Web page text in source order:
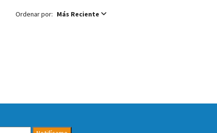
Ordenar por: Más Reciente